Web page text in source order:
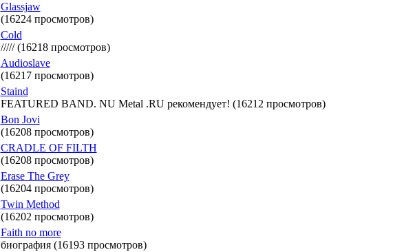
Glassjaw
(16224 просмотров)
Cold
///// (16218 просмотров)
Audioslave
(16217 просмотров)
Staind
FEATURED BAND. NU Metal .RU рекомендует! (16212 просмотров)
Bon Jovi
(16208 просмотров)
CRADLE OF FILTH
(16208 просмотров)
Erase The Grey
(16204 просмотров)
Twin Method
(16202 просмотров)
Faith no more
биография (16193 просмотров)